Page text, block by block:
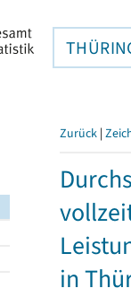
Zurück |
in